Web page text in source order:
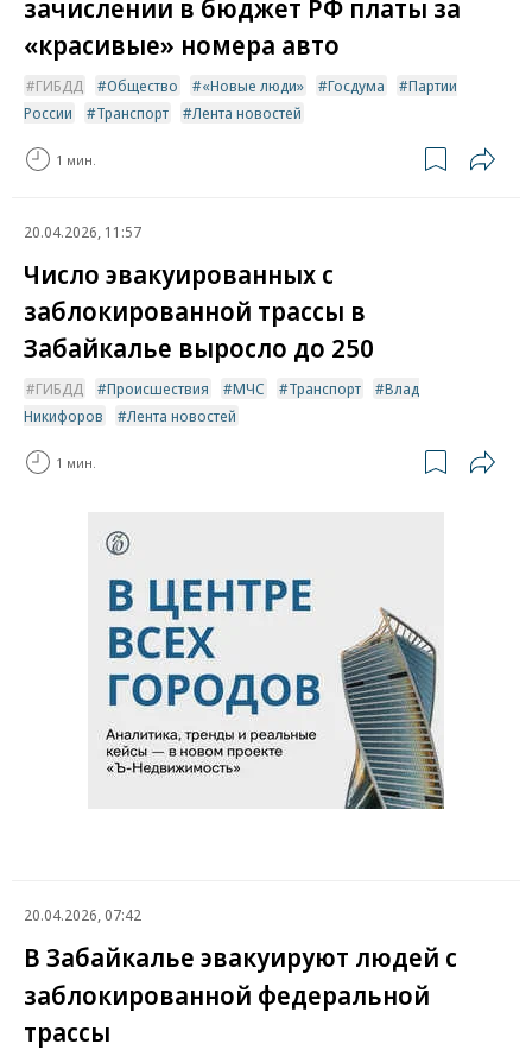
зачислении в бюджет РФ платы за
«красивые» номера авто
ГИБДД Общество «Новые люди» Госдума
Партии
России
Транспорт Лента новостей
1 мин.
20.04.2026, 11:57
Число эвакуированных с
заблокированной трассы в
Забайкалье выросло до 250
ГИБДД Происшествия МЧС Транспорт
Влад
Никифоров
Лента новостей
1 мин.
20.04.2026, 07:42
В Забайкалье эвакуируют людей с
заблокированной федеральной
трассы